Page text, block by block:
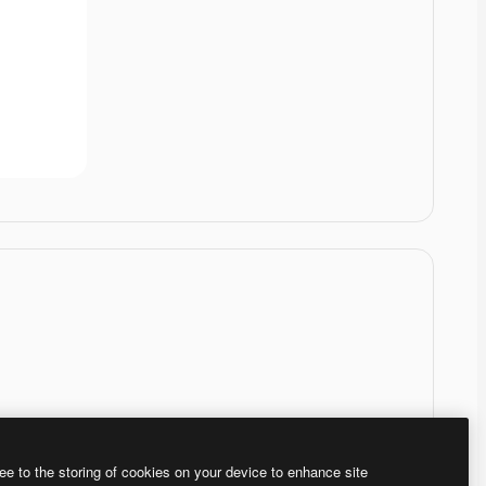
to the storing of cookies on your device to enhance site